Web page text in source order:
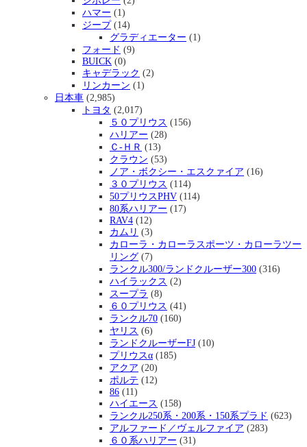
ハマー (1)
ジープ(14)
グラディエーター (1)
フォード (9)
BUICK (0)
キャデラック (2)
リンカーン (1)
日本車 (2,985)
トヨタ (2,017)
５０プリウス (156)
ハリアー (28)
Ｃ-ＨＲ (13)
クラウン (53)
ノア・ボクシー・エスクァイア (16)
３０プリウス (114)
50プリウスPHV (114)
80系ハリアー (17)
RAV4 (12)
カムリ (3)
カローラ・カローラスポーツ・カローラツー
リング (7)
ランクル300/ランドクルーザー300 (316)
ハイラックス (2)
スープラ (8)
６０プリウス (41)
ランクル70 (160)
ヤリス (6)
ランドクルーザーFJ (10)
プリウスα (185)
アクア (20)
ポルテ (12)
86 (11)
ハイエース (158)
ランクル250系・200系・150系プラド (623)
アルファード／ヴェルファイア (283)
６０系ハリアー (31)